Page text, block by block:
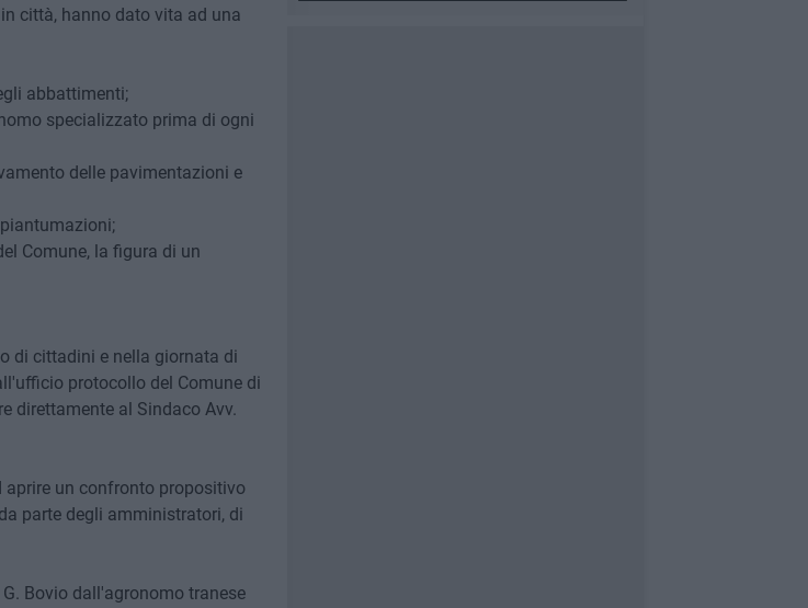
città, hanno dato vita ad una
abbattimenti;
specializzato prima di ogni
delle pavimentazioni e
Comune, la figura di un
di cittadini e nella giornata di
protocollo del Comune di
direttamente al Sindaco Avv.
un confronto propositivo
parte degli amministratori, di
Bovio dall'agronomo tranese